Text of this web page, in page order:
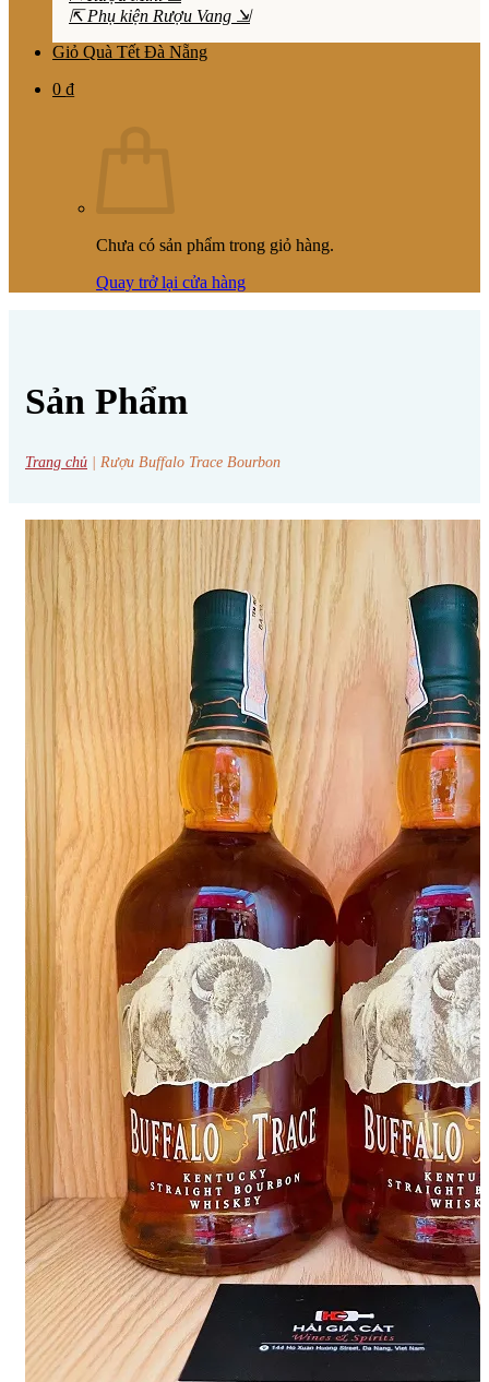
⇱ Phụ kiện Rượu Vang ⇲
Giỏ Quà Tết Đà Nẵng
0 ₫
Chưa có sản phẩm trong giỏ hàng.
Quay trở lại cửa hàng
Sản Phẩm
Trang chủ Rượu Buffalo Trace Bourbon